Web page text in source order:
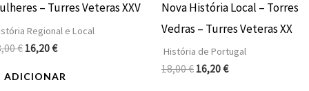
– Turres Veteras XXV
Regional e Local
€ 16,20€
ADICIONAR
Nova História Local – Torres
Vedras – Turres Veteras XX
História de Portugal
18,00€ 16,20€